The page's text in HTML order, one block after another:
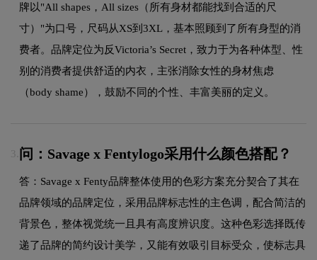
牌以"All shapes，All sizes（所有身材都能找到合适的尺
寸）"为口号，尺码从XS到3XL，基本照顾到了所有身型的消
费者。品牌定位为反Victoria’s Secret，致力于为各种体型、性
别的消费者提供舒适的内衣，主张消除女性的身材焦虑
（body shame），鼓励不同的个性、丰富美丽的定义。
3. 问：Savage x Fentylogo采用什么颜色搭配？
答：Savage x Fenty品牌整体使用的色彩方案充分契合了其在
品牌领域的品牌定位，采用品牌标志性的主色调，配合简洁的
背景色，整体视觉统一且具有高度辨识度。这种色彩选择既传
递了品牌的简约设计美学，又能有效吸引目标受众，使标志具